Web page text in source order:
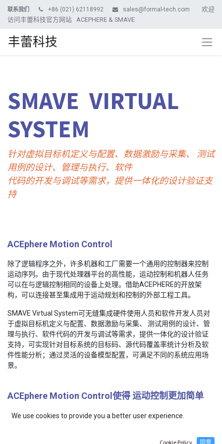
联系我们 +86 (021) 62118992 sales@formal-tech.com
欢迎
访问丰蕾科技官方网站 ACEPHERE & SMAVE
丰蕾科技
SMAVE VIRTUAL
SYSTEM
针对虚拟目标机定义与配置、数据激励与采集、 测试
用例的设计、管理与执行、 软件
代码的开发与调试等需求，提供一体化的设计验证支
持
ACEphere Motion Control
除了逻辑程序之外，许多机器和工厂需要一个通用的控制器来控制
运动序列。由于现代处理器平台的高性能，运动控制和机器人任务
可以在与逻辑控制相同的设备上处理。借助ACEPHERE的开放架
构，可以连接甚至集成用于运动规划和控制的外部工程工具。
SMAVE Virtual System可无缝集成硬件使用人员和软件开发人员对
于虚拟目标机定义与配置、数据激励与采集、 测试用例的设计、管
理与执行、软件代码的开发与调试等需求，提供一体化的设计验证
支持，可实现针对目标系统的目标码、源代码覆盖率统计分析及软
件性能分析；通过灵活的设备模型配置，可满足不同的系统应用场
景。
ACEphere Motion Control使得 运动控制更加简单
逻辑和运动控制只需要一个单一的硬件设备，两个应用程序组件可
We use cookies to provide you a better user experience.
Cookie Policy 同意